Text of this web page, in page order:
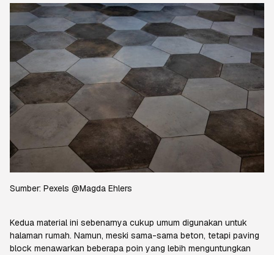
Sumber: Pexels @Magda Ehlers
Kedua material ini sebenarnya cukup umum digunakan untuk
halaman rumah. Namun, meski sama-sama beton, tetapi paving
block menawarkan beberapa poin yang lebih menguntungkan